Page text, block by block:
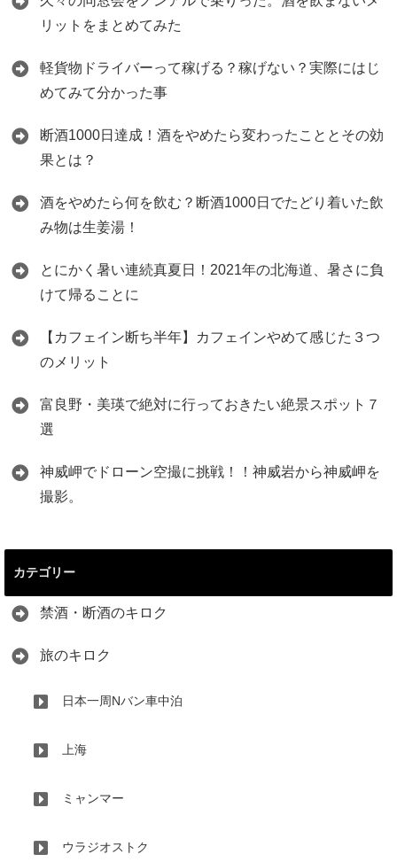
リットをまとめてみた
軽貨物ドライバーって稼げる？稼げない？実際にはじ
めてみて分かった事
断酒1000日達成！酒をやめたら変わったこととその効
果とは？
酒をやめたら何を飲む？断酒1000日でたどり着いた飲
み物は生姜湯！
とにかく暑い連続真夏日！2021年の北海道、暑さに負
けて帰ることに
【カフェイン断ち半年】カフェインやめて感じた３つ
のメリット
富良野・美瑛で絶対に行っておきたい絶景スポット７
選
神威岬でドローン空撮に挑戦！！神威岩から神威岬を
撮影。
カテゴリー
禁酒・断酒のキロク
旅のキロク
日本一周Nバン車中泊
上海
ミャンマー
ウラジオストク